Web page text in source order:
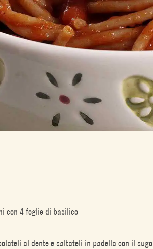
con 4 foglie di basilico
al dente e saltateli in padella con il sugo